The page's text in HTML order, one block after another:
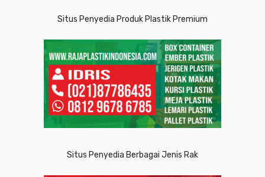
Situs Penyedia Produk Plastik Premium
Situs Penyedia Berbagai Jenis Rak